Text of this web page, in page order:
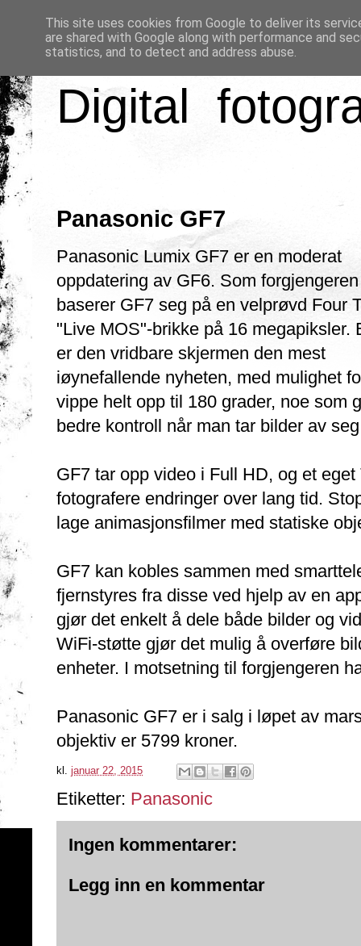
Digital
Panasonic GF7
Panasonic Lumix GF7 er en moderat
oppdatering av GF6. Som forgjengeren
baserer GF7 seg på en velprøvd Four
"Live MOS"-brikke på 16 megapiksler.
er den vridbare skjermen den mest
iøynefallende nyheten, med mulighet
vippe helt opp til 180 grader, noe som
bedre kontroll når man tar bilder av
GF7 tar opp video i Full HD, og et
fotografere endringer over lang tid.
lage animasjonsfilmer med statiske
GF7 kan kobles sammen med
fjernstyres fra disse ved hjelp av en
gjør det enkelt å dele både bilder og
WiFi-støtte gjør det mulig å overføre
enheter. I motsetning til forgjengeren
Panasonic GF7 er i salg i løpet av
objektiv er 5799 kroner.
kl. januar 22, 2015
Etiketter: Panasonic
Ingen kommentarer:
Legg inn en kommentar
This site uses cookies from Google to deliver its
are shared with Google along with performance and
statistics, and to detect and address abuse.